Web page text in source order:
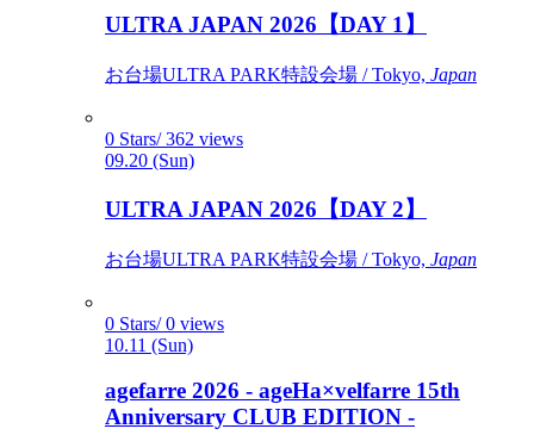
ULTRA JAPAN 2026【DAY 1】
お台場ULTRA PARK特設会場 / Tokyo, Japan
0 Stars/ 362 views
09.20 (Sun)
ULTRA JAPAN 2026【DAY 2】
お台場ULTRA PARK特設会場 / Tokyo, Japan
0 Stars/ 0 views
10.11 (Sun)
agefarre 2026 - ageHa×velfarre 15th
Anniversary CLUB EDITION -